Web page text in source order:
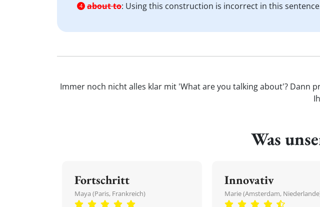
4 about to: Using this construction is incorrect in this
Immer noch nicht alles klar mit 'What are you talking about'? Dann
Was
Fortschritt
Maya (Paris, Frankreich)
Innovativ
Marie (Amsterdam,